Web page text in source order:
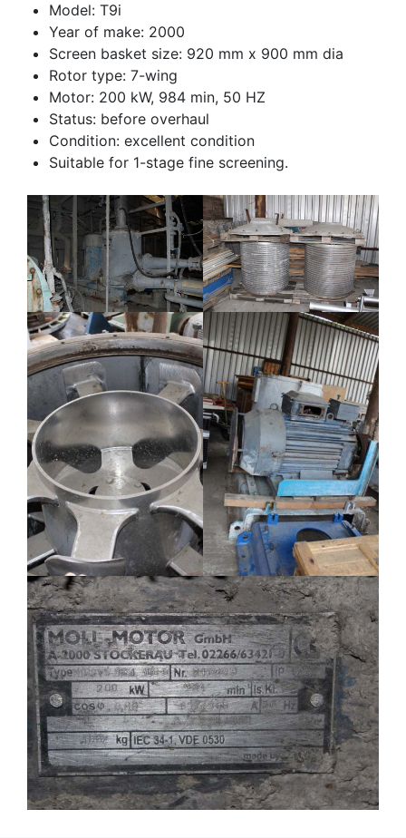
Model: T9i
Year of make: 2000
Screen basket size: 920 mm x 900 mm dia
Rotor type: 7-wing
Motor: 200 kW, 984 min, 50 HZ
Status: before overhaul
Condition: excellent condition
Suitable for 1-stage fine screening.